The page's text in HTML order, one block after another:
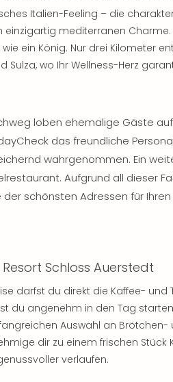
Italien-Feeling – die
einzigartig mediterranen
ein König. Nur drei Kilometer
Sulza, wo Ihr Wellness-Herz
loben ehemalige Gäste
das freundliche
wahrgenommen. Ein
Aufgrund all dieser
der schönsten Adressen für Ihren
Schloss Auerstedt
darfst du direkt die Kaffee-
du angenehm in den Tag
Auswahl an
dir zu einem frischen
verlaufen.